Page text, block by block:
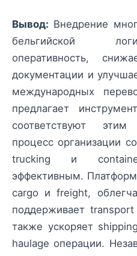
Вывод: Внедрение
бельгийской
оперативность,
документации и
международных
предлагает
соответствуют
процесс организации
trucking и
эффективным.
cargo и freight,
поддерживает
также ускоряет
haulage операции.